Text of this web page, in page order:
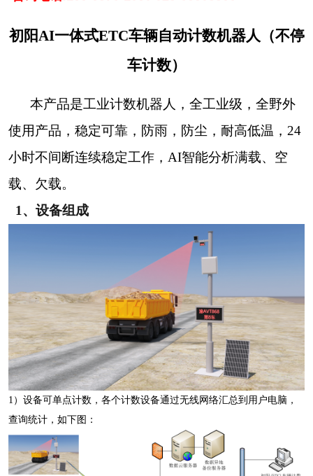
初阳AI一体式ETC车辆自动计数机器人（不停
车计数）
本产品是工业计数机器人，全工业级，全野外
使用产品，稳定可靠，防雨，防尘，耐高低温， 24
小时不间断连续稳定工作，AI智能分析满载、空
载、欠载。
1、设备组成
1 ）设备可单点计数，各个计数设备通过无线网络汇总到用户电脑，
查询统计，如下图：